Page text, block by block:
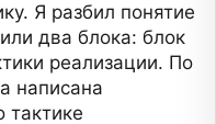
Я разбил понятие
два блока: блок
реализации. По
написана
тактике